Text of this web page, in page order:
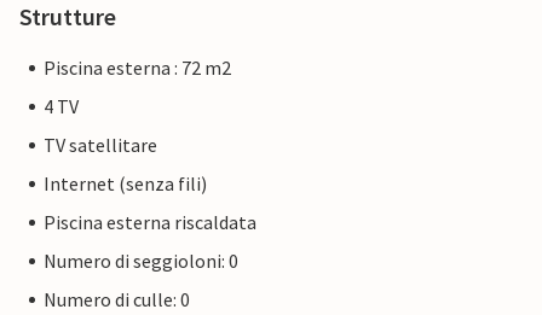
Strutture
Piscina esterna : 72 m2
4 TV
TV satellitare
Internet (senza fili)
Piscina esterna riscaldata
Numero di seggioloni: 0
Numero di culle: 0